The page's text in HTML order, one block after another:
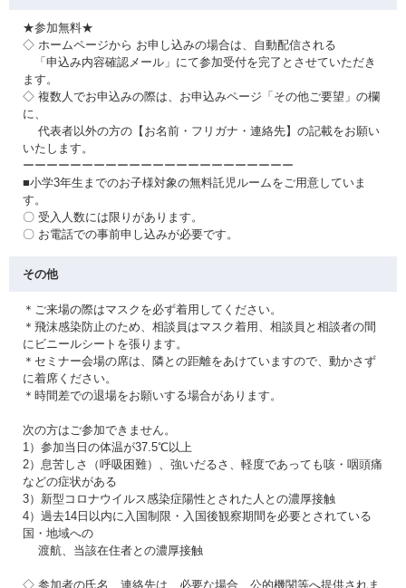
★参加無料★
◇ ホームページから お申し込みの場合は、自動配信される
「申込み内容確認メール」にて参加受付を完了とさせていただき
ます。
◇ 複数人でお申込みの際は、お申込みページ「その他ご要望」の欄
に、
代表者以外の方の【お名前・フリガナ・連絡先】の記載をお願い
いたします。
ーーーーーーーーーーーーーーーーーーーーーーー
■小学3年生までのお子様対象の無料託児ルームをご用意していま
す。
〇 受入人数には限りがあります。
〇 お電話での事前申し込みが必要です。
その他
＊ご来場の際はマスクを必ず着用してください。
＊飛沫感染防止のため、相談員はマスク着用、相談員と相談者の間
にビニールシートを張ります。
＊セミナー会場の席は、隣との距離をあけていますので、動かさず
に着席ください。
＊時間差での退場をお願いする場合があります。
次の方はご参加できません。
1）参加当日の体温が37.5℃以上
2）息苦しさ（呼吸困難）、強いだるさ、軽度であっても咳・咽頭痛
などの症状がある
3）新型コロナウイルス感染症陽性とされた人との濃厚接触
4）過去14日以内に入国制限・入国後観察期間を必要とされている
国・地域への
渡航、当該在住者との濃厚接触
◇ 参加者の氏名、連絡先は、必要な場合、公的機関等へ提供されま